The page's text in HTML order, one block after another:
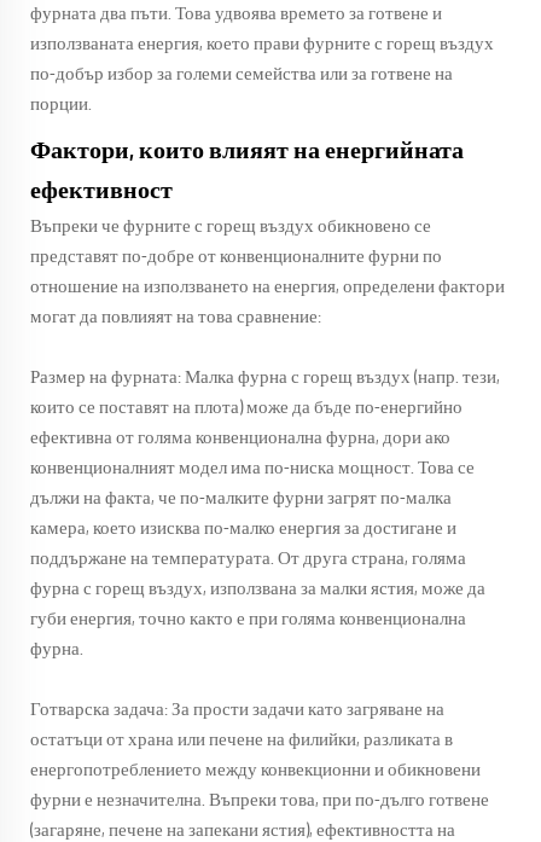
фурната два пъти. Това удвоява времето за готвене и
използваната енергия, което прави фурните с горещ въздух
по-добър избор за големи семейства или за готвене на
порции.
Фактори, които влияят на енергийната
ефективност
Въпреки че фурните с горещ въздух обикновено се
представят по-добре от конвенционалните фурни по
отношение на използването на енергия, определени фактори
могат да повлияят на това сравнение:
Размер на фурната: Малка фурна с горещ въздух (напр. тези,
които се поставят на плота) може да бъде по-енергийно
ефективна от голяма конвенционална фурна, дори ако
конвенционалният модел има по-ниска мощност. Това се
дължи на факта, че по-малките фурни загрят по-малка
камера, което изисква по-малко енергия за достигане и
поддържане на температурата. От друга страна, голяма
фурна с горещ въздух, използвана за малки ястия, може да
губи енергия, точно както е при голяма конвенционална
фурна.
Готварска задача: За прости задачи като загряване на
остатъци от храна или печене на филийки, разликата в
енергопотреблението между конвекционни и обикновени
фурни е незначителна. Въпреки това, при по-дълго готвене
(загаряне, печене на запекани ястия), ефективността на